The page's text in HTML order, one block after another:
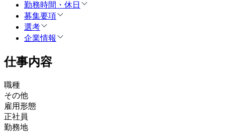
勤務時間・休日
募集要項
選考
企業情報
仕事内容
職種
その他
雇用形態
正社員
勤務地